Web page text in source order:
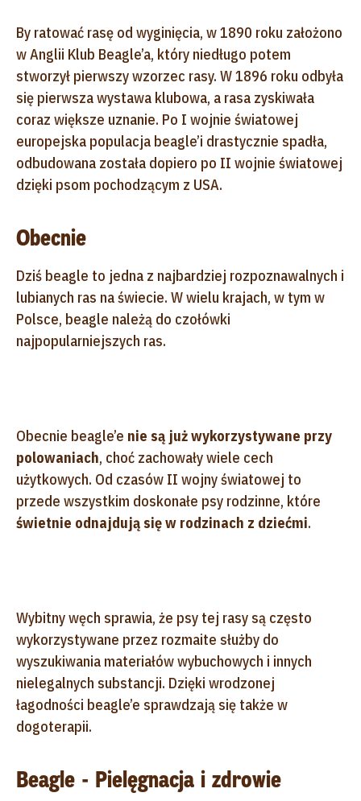
By ratować rasę od wyginięcia, w 1890 roku założono
w Anglii Klub Beagle’a, który niedługo potem
stworzył pierwszy wzorzec rasy. W 1896 roku odbyła
się pierwsza wystawa klubowa, a rasa zyskiwała
coraz większe uznanie. Po I wojnie światowej
europejska populacja beagle’i drastycznie spadła,
odbudowana została dopiero po II wojnie światowej
dzięki psom pochodzącym z USA.
Obecnie
Dziś beagle to jedna z najbardziej rozpoznawalnych i
lubianych ras na świecie. W wielu krajach, w tym w
Polsce, beagle należą do czołówki
najpopularniejszych ras.
Obecnie beagle’e nie są już wykorzystywane przy
polowaniach, choć zachowały wiele cech
użytkowych. Od czasów II wojny światowej to
przede wszystkim doskonałe psy rodzinne, które
świetnie odnajdują się w rodzinach z dziećmi.
Wybitny węch sprawia, że psy tej rasy są często
wykorzystywane przez rozmaite służby do
wyszukiwania materiałów wybuchowych i innych
nielegalnych substancji. Dzięki wrodzonej
łagodności beagle’e sprawdzają się także w
dogoterapii.
Beagle - Pielęgnacja i zdrowie